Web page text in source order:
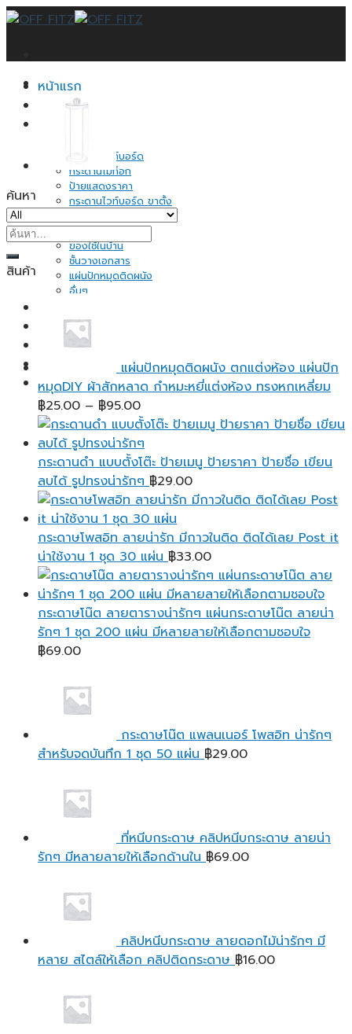
Skip
หน้าแรก
บทความ
กระดานไวท์บอร์ด
กระดานไม้ก็อก
ป้ายแสดงราคา
กระดานไวท์บอร์ด ขาตั้ง
กระดาษโน้ต
ของใช้ในบ้าน
ชั้นวางเอกสาร
แผ่นปักหมุดติดผนัง
อื่นๆ
แจ้งชำระเงิน
ค้นหา
ค้นหา:
สินค้า
แผ่นปักหมุดติดผนัง ตกแต่งห้อง แผ่นปัก
หมุดDIY ผ้าสักหลาด กำหมะหยี่แต่งห้อง ทรงหกเหลี่ยม
฿25.00 – ฿95.00Price
range:
฿25.00
through
฿95.00
กระดานดำ แบบตั้งโต๊ะ ป้ายเมนู ป้ายราคา ป้ายชื่อ เขียน
ลบได้ รูปทรงน่ารักๆ ฿29.00
กระดาษโพสอิท ลายน่ารัก มีกาวในติด ติดได้เลย Post it
น่าใช้งาน 1 ชุด 30 แผ่น ฿33.00
กระดาษโน๊ต ลายตารางน่ารักๆ แผ่นกระดาษโน๊ต ลายน่า
รักๆ 1 ชุด 200 แผ่น มีหลายลายให้เลือกตามชอบใจ
฿69.00
กระดาษโน๊ต แพลนเนอร์ โพสอิท น่ารักๆ
สำหรับจดบันทึก 1 ชุด 50 แผ่น ฿29.00
ที่หนีบกระดาษ คลิปหนีบกระดาษ ลายน่า
รักๆ มีหลายลายให้เลือกด้านใน ฿69.00
คลิปหนีบกระดาษ ลายดอกไม้น่ารักๆ มี
หลาย สไตล์ให้เลือก คลิปติดกระดาษ ฿16.00